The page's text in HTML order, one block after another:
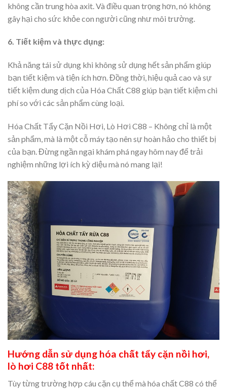
không cần trung hòa axit. Và điều quan trọng hơn, nó không
gây hại cho sức khỏe con người cũng như môi trường.
6. Tiết kiệm và thực dụng:
Khả năng tái sử dụng khi không sử dụng hết sản phẩm giúp
bạn tiết kiệm và tiện ích hơn. Đồng thời, hiệu quả cao và sự
tiết kiệm dung dịch của Hóa Chất C88 giúp bạn tiết kiệm chi
phí so với các sản phẩm cùng loại.
Hóa Chất Tẩy Cặn Nồi Hơi, Lò Hơi C88 – Không chỉ là một
sản phẩm, mà là một cỗ máy tạo nên sự hoàn hảo cho thiết bị
của bạn. Đừng ngần ngại khám phá ngay hôm nay để trải
nghiệm những lợi ích kỳ diệu mà nó mang lại!
Hướng dẫn sử dụng hóa chất tẩy cặn nồi hơi,
lò hơi C88 tốt nhất:
Tùy từng trường hợp cáu cặn cụ thể mà hóa chất C88 có thể